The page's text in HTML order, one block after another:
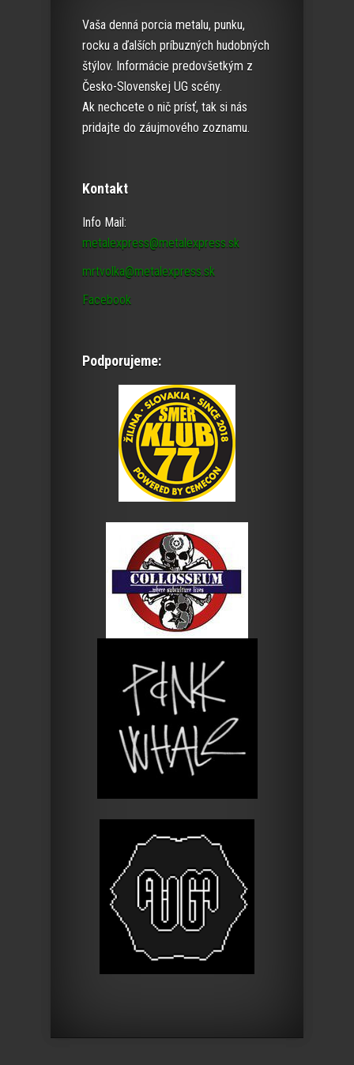
Vaša denná porcia metalu, punku,
rocku a ďalších príbuzných hudobných
štýlov. Informácie predovšetkým z
Česko-Slovenskej UG scény.
Ak nechcete o nič prísť, tak si nás
pridajte do záujmového zoznamu.
Kontakt
Info Mail:
metalexpress@metalexpress.sk
mrtvolka@metalexpress.sk
Facebook
Podporujeme: